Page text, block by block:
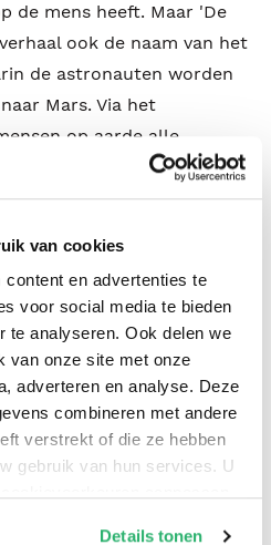
van cookies
en advertenties te
voor social media te bieden
te analyseren. Ook delen we
van onze site met onze
adverteren en analyse. Deze
combineren met andere
verstrekt of die ze hebben
gebruik van hun services. U
Details tonen
de mens heeft. Maar 'De
ook de naam van het
de astronauten worden
Mars. Via het
op aarde alle
astronauten volgen, maar
heeft zelf geen belang bij
Ze proberen dan ook met
de kijkersaantallen hoog te
wat niet? Wie spreekt de
hoe zit het met de
heen en terug naar
MULDER DE RODE
Mulder kreeg technisch
en reizen naar Mars
stelde was: 'Wat doe je met